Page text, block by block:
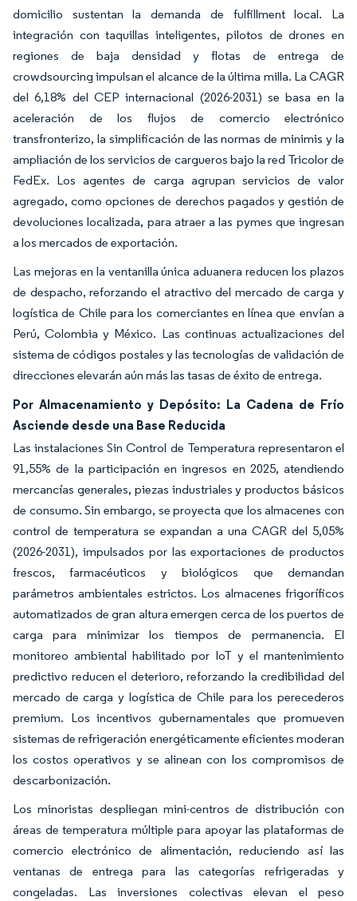
domicilio sustentan la demanda de fulfillment local. La
integración con taquillas inteligentes, pilotos de drones en
regiones de baja densidad y flotas de entrega de
crowdsourcing impulsan el alcance de la última milla. La CAGR
del 6,18% del CEP internacional (2026-2031) se basa en la
aceleración de los flujos de comercio electrónico
transfronterizo, la simplificación de las normas de minimis y la
ampliación de los servicios de cargueros bajo la red Tricolor de
FedEx. Los agentes de carga agrupan servicios de valor
agregado, como opciones de derechos pagados y gestión de
devoluciones localizada, para atraer a las pymes que ingresan
a los mercados de exportación.
Las mejoras en la ventanilla única aduanera reducen los plazos
de despacho, reforzando el atractivo del mercado de carga y
logística de Chile para los comerciantes en línea que envían a
Perú, Colombia y México. Las continuas actualizaciones del
sistema de códigos postales y las tecnologías de validación de
direcciones elevarán aún más las tasas de éxito de entrega.
Por Almacenamiento y Depósito: La Cadena de Frío
Asciende desde una Base Reducida
Las instalaciones Sin Control de Temperatura representaron el
91,55% de la participación en ingresos en 2025, atendiendo
mercancías generales, piezas industriales y productos básicos
de consumo. Sin embargo, se proyecta que los almacenes con
control de temperatura se expandan a una CAGR del 5,05%
(2026-2031), impulsados por las exportaciones de productos
frescos, farmacéuticos y biológicos que demandan
parámetros ambientales estrictos. Los almacenes frigoríficos
automatizados de gran altura emergen cerca de los puertos de
carga para minimizar los tiempos de permanencia. El
monitoreo ambiental habilitado por IoT y el mantenimiento
predictivo reducen el deterioro, reforzando la credibilidad del
mercado de carga y logística de Chile para los perecederos
premium. Los incentivos gubernamentales que promueven
sistemas de refrigeración energéticamente eficientes moderan
los costos operativos y se alinean con los compromisos de
descarbonización.
Los minoristas despliegan mini-centros de distribución con
áreas de temperatura múltiple para apoyar las plataformas de
comercio electrónico de alimentación, reduciendo así las
ventanas de entrega para las categorías refrigeradas y
congeladas. Las inversiones colectivas elevan el peso